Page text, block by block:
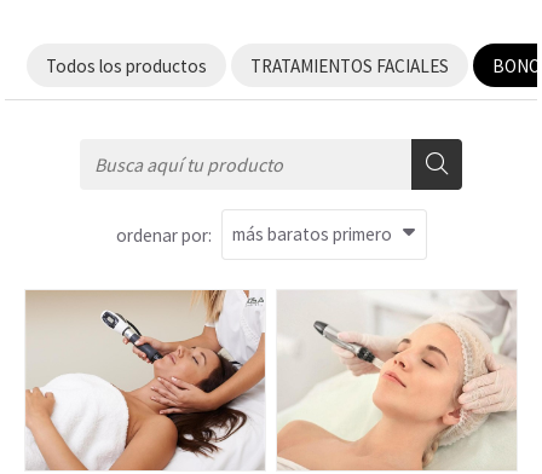
Todos los productos TRATAMIENTOS FACIALES
ordenar por: